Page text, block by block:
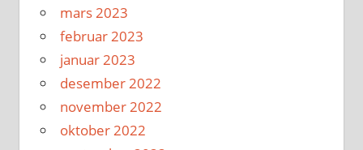
mars 2023
februar 2023
januar 2023
desember 2022
november 2022
oktober 2022